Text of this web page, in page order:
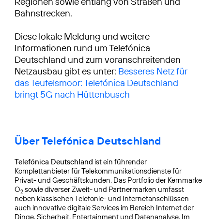
Bahnstrecken.
Diese lokale Meldung und weitere
Informationen rund um Telefónica
Deutschland und zum voranschreitenden
Netzausbau gibt es unter: Besseres Netz für
das Teufelsmoor: Telefónica Deutschland
bringt 5G nach Hüttenbusch
Über Telefónica Deutschland
Telefónica Deutschland ist ein führender
Komplettanbieter für Telekommunikationsdienste für
Privat- und Geschäftskunden. Das Portfolio der Kernmarke
O2 sowie diverser Zweit- und Partnermarken umfasst
neben klassischen Telefonie- und Internetanschlüssen
auch innovative digitale Services im Bereich Internet der
Dinge, Sicherheit, Entertainment und Datenanalyse. Im